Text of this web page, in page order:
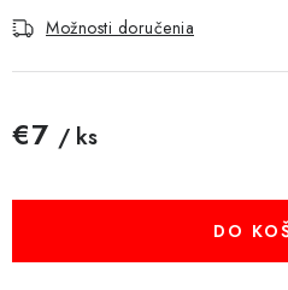
OSTATNÉ PRÍSLUŠENSTVO
Podmienky ochrany osobných
Možnosti doručenia
€7 / ks
DO